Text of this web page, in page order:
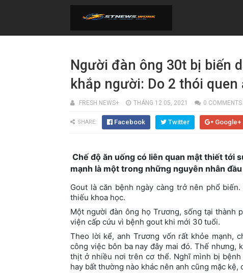
Người đàn ông 30t bị biến
khắp người: Do 2 thói
FRESH NEWS+ THÁNG 12 05, 2021 0 COMMENTS
SHARE: Facebook Twitter Google+
Chế độ ăn uống có liên quan mật thiết tới
mạnh là một trong những nguyên nhân
Gout là căn bệnh ngày càng trở nên phổ
thiếu khoa học.
Một người đàn ông họ Trương, sống tại thành
viện cấp cứu vì bệnh gout khi mới 30 tuổi.
Theo lời kể, anh Trương vốn rất khỏe mạnh,
công việc bôn ba nay đây mai đó. Thế nhưng,
thịt ở nhiều nơi trên cơ thể. Nghĩ mình bị
hay bất thường nào khác nên anh cũng mặc